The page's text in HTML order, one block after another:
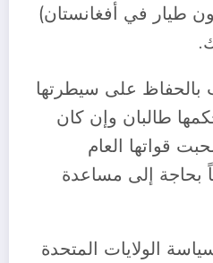
طيار في أفغانستان)
بالحفاظ على سيطرتها
طالبان وإن كان
قواتها العام
بحاجة إلى مساعدة
الولايات المتحدة